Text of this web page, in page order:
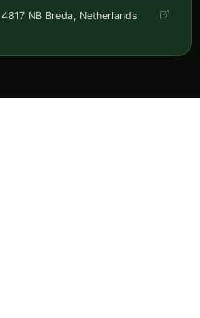
NB Breda, Netherlands